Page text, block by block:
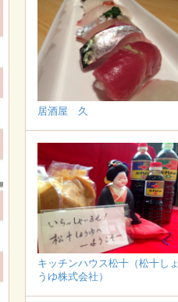
居酒屋 久
キッチンハウス松十（松十しょ
うゆ株式会社）